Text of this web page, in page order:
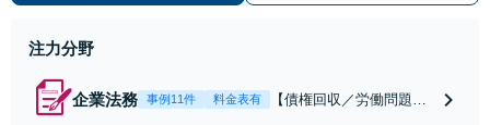
注力分野
企業法務 事例11件 料金表有
【債権回収／労働問題／